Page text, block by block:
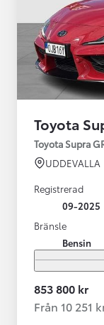
Toyota
Toyota Supra
UDDEVALLA
Registrerad
09-2025
Bränsle
Bensin
853 800 kr
Från 10 251